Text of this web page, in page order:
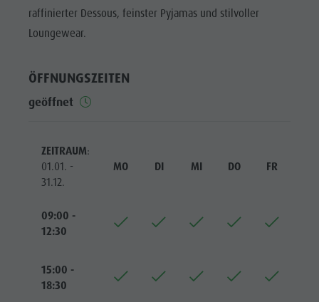
MUSEEN
ORTE &
HIGHLIGHT
EVENTS
Info A-Z
Info A-Z
Rafting & Canyoning
Reiten
Tennis
Schwimmen
Newsletter
Katalogservice
Ortstaxe
Urlaub mit Hund
FAQ
raffinierter Dessous, feinster Pyjamas und stilvoller
Loungewear.
ÖFFNUNGSZEITEN
geöffnet
ZEITRAUM:
01.01. -
31.12.
MO DI MI DO FR
09:00 -
12:30
15:00 -
18:30